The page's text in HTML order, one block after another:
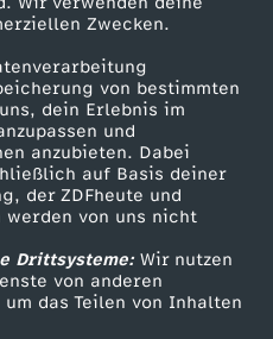
Zwecken.
von bestimmten
dein Erlebnis im
und
anzubieten. Dabei
auf Basis deiner
der ZDFheute und
von uns nicht
Drittsysteme:Wir nutzen
von anderen
das Teilen von Inhalten
Tickets
Zuschauerservice
Hilfe